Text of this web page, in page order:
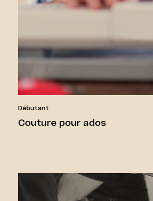
Débutant
Couture pour ados